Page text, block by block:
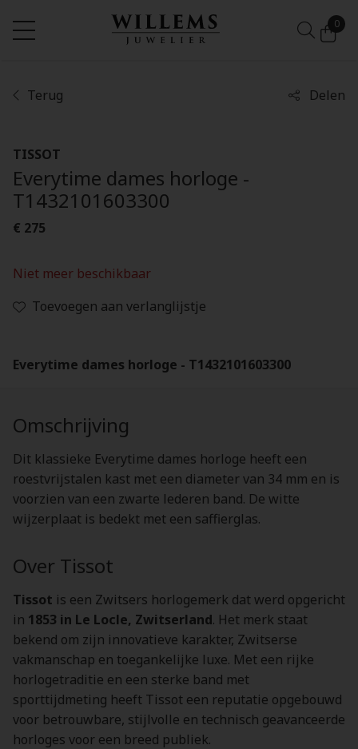
0
Terug Delen
TISSOT
Everytime dames horloge -
T1432101603300
€ 275
Niet meer beschikbaar
Toevoegen aan verlanglijstje
Everytime dames horloge - T1432101603300
Omschrijving
Dit klassieke Everytime dames horloge heeft een
roestvrijstalen kast met een diameter van 34 mm en is
voorzien van een zwarte lederen band. De witte
wijzerplaat is bedekt met een saffierglas.
Over Tissot
Tissot is een Zwitsers horlogemerk dat werd opgericht
in 1853 in Le Locle, Zwitserland. Het merk staat
bekend om zijn innovatieve karakter, Zwitserse
vakmanschap en toegankelijke luxe. Met een rijke
horlogetraditie en een sterke band met
sporttijdmeting heeft Tissot een reputatie opgebouwd
voor betrouwbare, stijlvolle en technisch geavanceerde
horloges voor een breed publiek.